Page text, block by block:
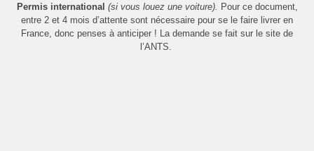
Permis international (si vous louez une voiture). Pour ce document,
entre 2 et 4 mois d’attente sont nécessaire pour se le faire livrer en
France, donc penses à anticiper ! La demande se fait sur le site de
l’ANTS.